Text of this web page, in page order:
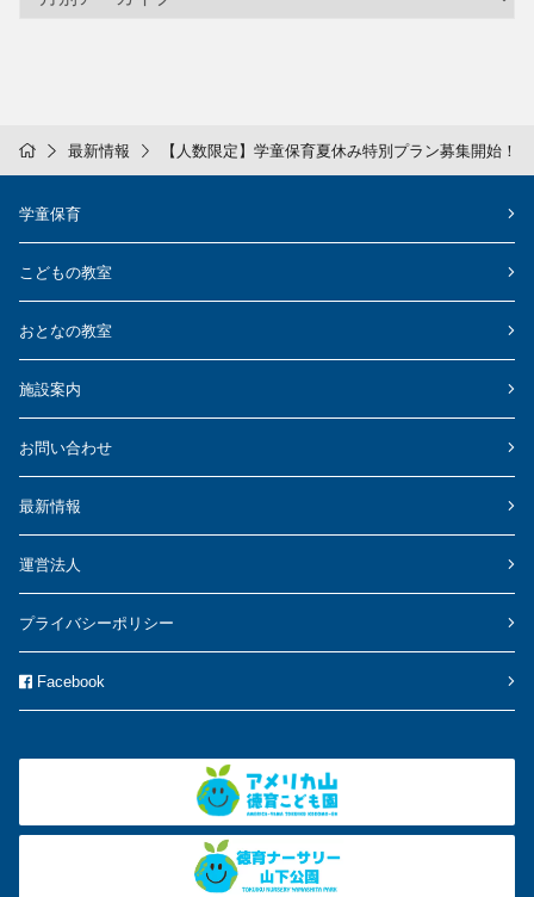
最新情報 【人数限定】学童保育夏休み特別プラン募集開始！
学童保育
こどもの教室
おとなの教室
施設案内
お問い合わせ
最新情報
運営法人
プライバシーポリシー
Facebook